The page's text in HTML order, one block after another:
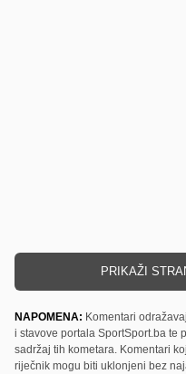
PRIKAŽI
NAPOMENA: Komentari
i stavove portala SportSport.ba te
sadržaj tih kometara. Komentari
riječnik mogu biti uklonjeni bez